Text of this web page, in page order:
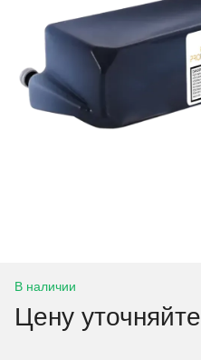
В наличии
Цену уточняйте